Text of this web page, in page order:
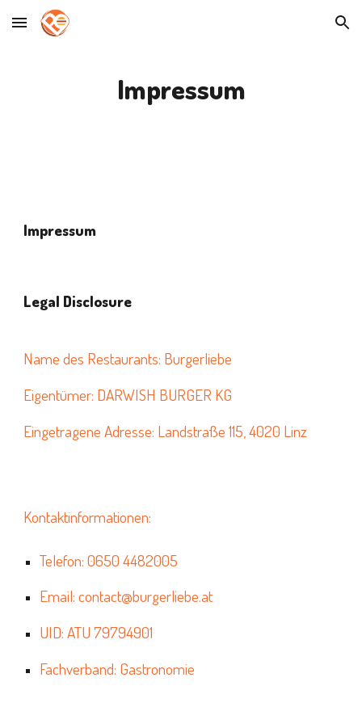
Skip to main content Skip to navigation
Impressum
Impressum
Legal Disclosure
Name des Restaurants: Burgerliebe
Eigentümer: DARWISH BURGER KG
Eingetragene Adresse: Landstraße 115, 4020 Linz
Kontaktinformationen:
Telefon: 0650 4482005
Email: contact@burgerliebe.at
UID: ATU 79794901
Fachverband: Gastronomie